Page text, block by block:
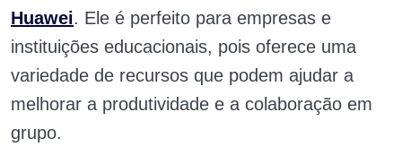
Huawei. Ele é perfeito para empresas e
instituições educacionais, pois oferece uma
variedade de recursos que podem ajudar a
melhorar a produtividade e a colaboração em
grupo.